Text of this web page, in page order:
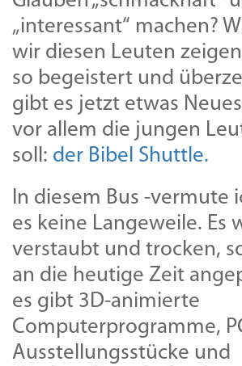
„interessant“ machen?
wir diesen Leuten
so begeistert und
gibt es jetzt etwas
vor allem die jungen
soll: der Bibel Shuttle.
In diesem Bus -vermute
es keine Langeweile. Es
verstaubt und trocken,
an die heutige Zeit
es gibt 3D-animierte
Computerprogramme,
Ausstellungsstücke und